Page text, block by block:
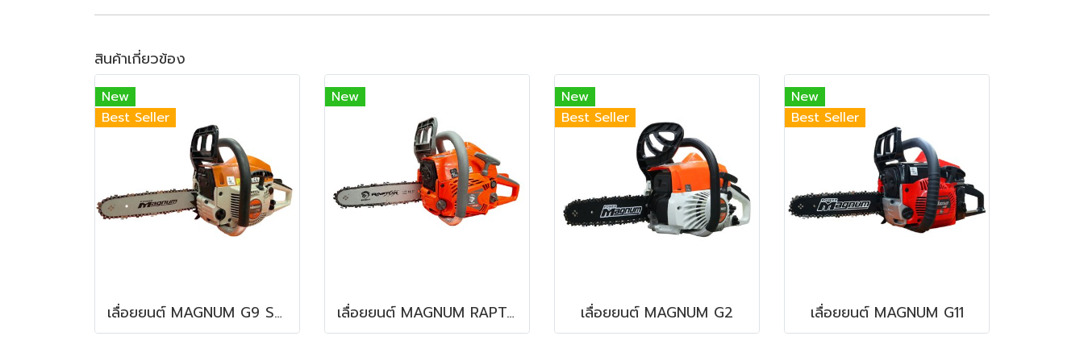
สินค้าเกี่ยวข้อง
New
Best Seller
เลื่อยยนต์ MAGNUM G9 SUPER
New
เลื่อยยนต์ MAGNUM RAPTOR RT5567
New
Best Seller
เลื่อยยนต์ MAGNUM G2
New
Best Seller
เลื่อยยนต์ MAGNUM G11